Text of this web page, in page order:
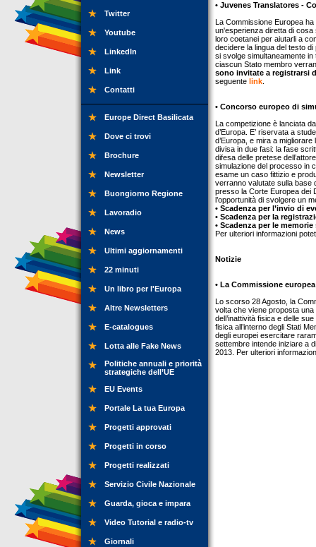
Twitter
Youtube
LinkedIn
Link
Contatti
Europe Direct Basilicata
Dove ci trovi
Brochure
Newsletter
Buongiorno Regione
Lavoradio
News
Ultimi aggiornamenti
22 minuti
Un libro per l'Europa
Altre Newsletters
E-catalogues
Lotta alle Fake News
Politiche annuali e priorità
strategiche dell’UE
EU Events
Portale La tua Europa
Progetti approvati
Progetti in corso
Progetti realizzati
Servizio Civile Nazionale
Guarda, gioca e impara
Video Tutorial e radio-tv
Giornali
• Juvenes Translatores -
La Commissione Europea
un'esperienza diretta di
loro coetanei per aiutarli a
decidere la lingua del testo
si svolge simultaneamente
ciascun Stato membro
sono invitate a registrarsi
seguente link
• Concorso europeo di
La competizione è lanciata
d’Europa. E’ riservata a
d’Europa, e mira a
divisa in due fasi: la fase
difesa delle pretese
simulazione del processo in
esame un caso fittizio e
verranno valutate sulla base
presso la Corte Europea dei
l’opportunità di svolgere un
• Scadenza per l’invio di
• Scadenza per la
• Scadenza per le
Per ulteriori informazioni
Notizie
• La Commissione
Lo scorso 28 Agosto, la
volta che viene proposta
dell’inattività fisica e delle
fisica all’interno degli Stati
degli europei esercitare
settembre intende iniziare a
2013. Per ulteriori